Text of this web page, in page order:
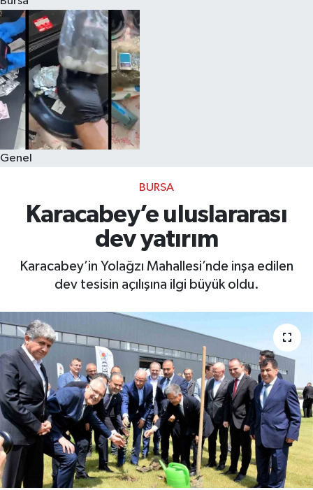
Genel
BURSA
Karacabey’e uluslararası
dev yatırım
Karacabey’in Yolağzı Mahallesi’nde inşa edilen
dev tesisin açılışına ilgi büyük oldu.
Eğitim
Sağlık
Dünya
Magazin
Kültür & Sanat
Bilim
Genel
Bilim, Teknoloji